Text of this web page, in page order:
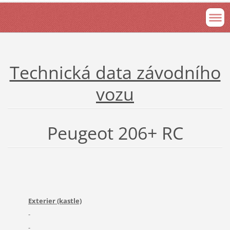
Technická data závodního
vozu
Peugeot 206+ RC
Exterier (kastle)
-
-